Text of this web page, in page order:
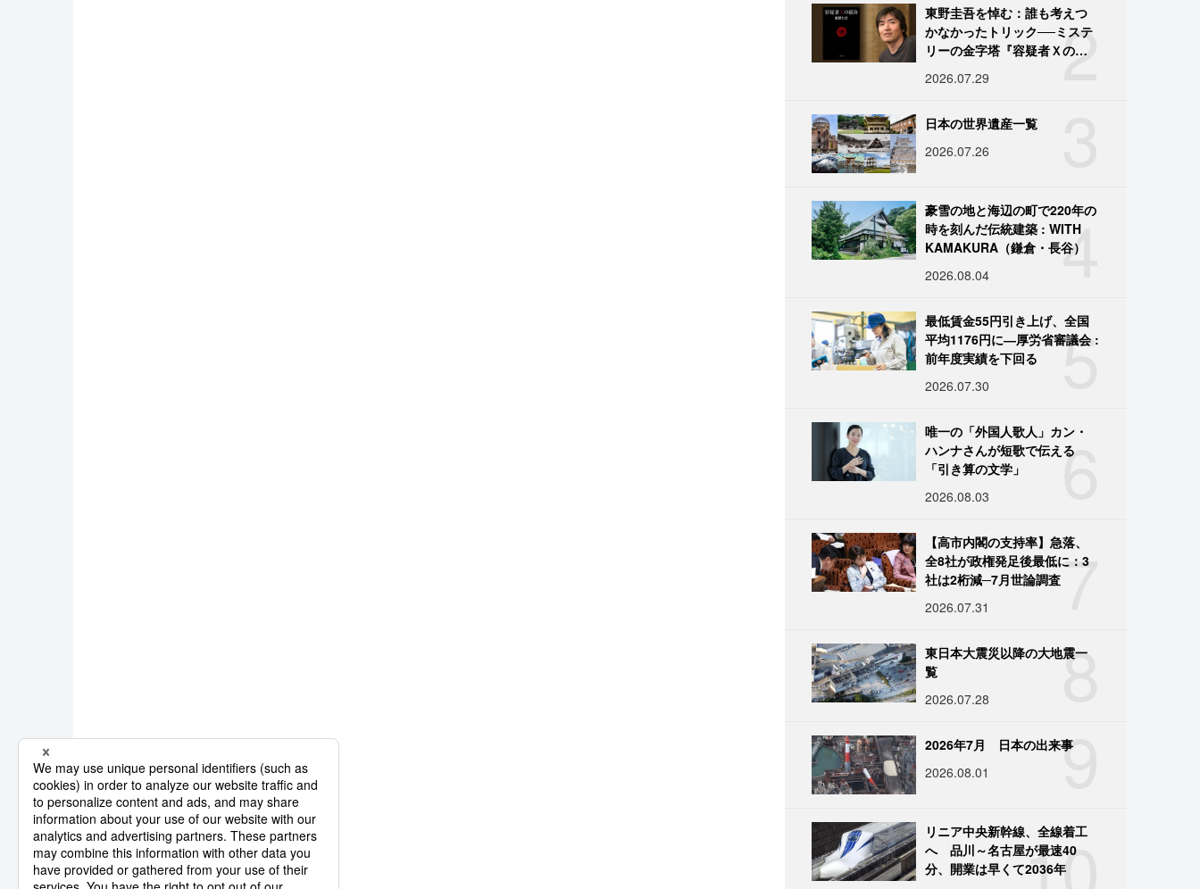
2
東野圭吾を悼む：誰も考えつ
かなかったトリック──ミステ
リーの金字塔『容疑者Ｘの献
2026.07.29
日本の世界遺産一覧
2026.07.26
4
豪雪の地と海辺の町で220年の
時を刻んだ伝統建築 : WITH
KAMAKURA（鎌倉・長谷）
2026.08.04
5
最低賃金55円引き上げ、全国
平均1176円に―厚労省審議会 :
前年度実績を下回る
2026.07.30
6
唯一の「外国人歌人」カン・
ハンナさんが短歌で伝える
「引き算の文学」
2026.08.03
7
【高市内閣の支持率】急落、
全8社が政権発足後最低に：3
社は2桁減─7月世論調査
2026.07.31
8
東日本大震災以降の大地震一
覧
2026.07.28
9
2026年7月 日本の出来事
2026.08.01
10
リニア中央新幹線、全線着工
へ 品川～名古屋が最速40
分、開業は早くて2036年